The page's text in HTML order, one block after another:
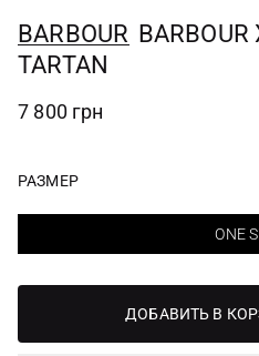
BARBOUR
TARTAN
7 800 грн
РАЗМЕР
ONE
ДОБАВИТЬ В